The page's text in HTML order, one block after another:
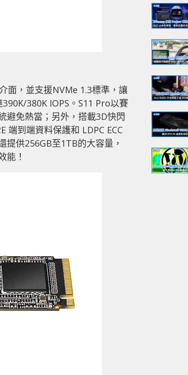
面，並支援NVMe 1.3標準，讓
380K IOPS。S11 Pro以賽
避免熱當；另外，搭載3D快閃
端到端資料保護和 LDPC ECC
供256GB至1TB的大容量，
能！